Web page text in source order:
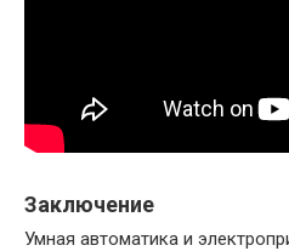
Заключение
Умная автоматика и